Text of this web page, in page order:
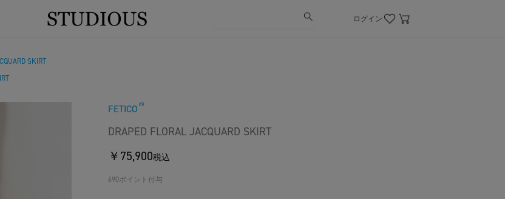
ログイン
SKIRT
FETICO
DRAPED FLORAL JACQUARD SKIRT
￥75,900税込
690ポイント付与